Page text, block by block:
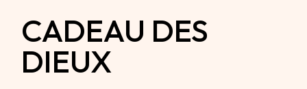
CADEAU DES
DIEUX